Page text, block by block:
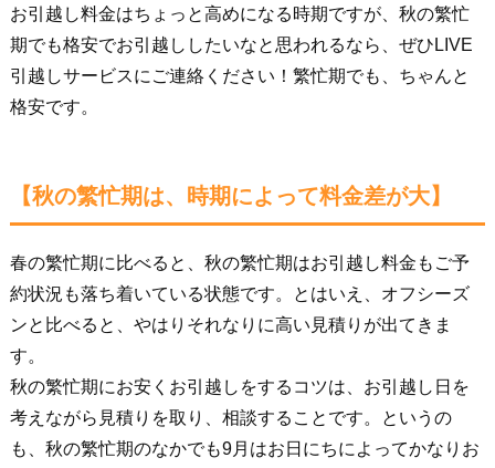
お引越し料金はちょっと高めになる時期ですが、秋の繁忙
期でも格安でお引越ししたいなと思われるなら、ぜひLIVE
引越しサービスにご連絡ください！繁忙期でも、ちゃんと
格安です。
【秋の繁忙期は、時期によって料金差が大】
春の繁忙期に比べると、秋の繁忙期はお引越し料金もご予
約状況も落ち着いている状態です。とはいえ、オフシーズ
ンと比べると、やはりそれなりに高い見積りが出てきま
す。
秋の繁忙期にお安くお引越しをするコツは、お引越し日を
考えながら見積りを取り、相談することです。というの
も、秋の繁忙期のなかでも9月はお日にちによってかなりお